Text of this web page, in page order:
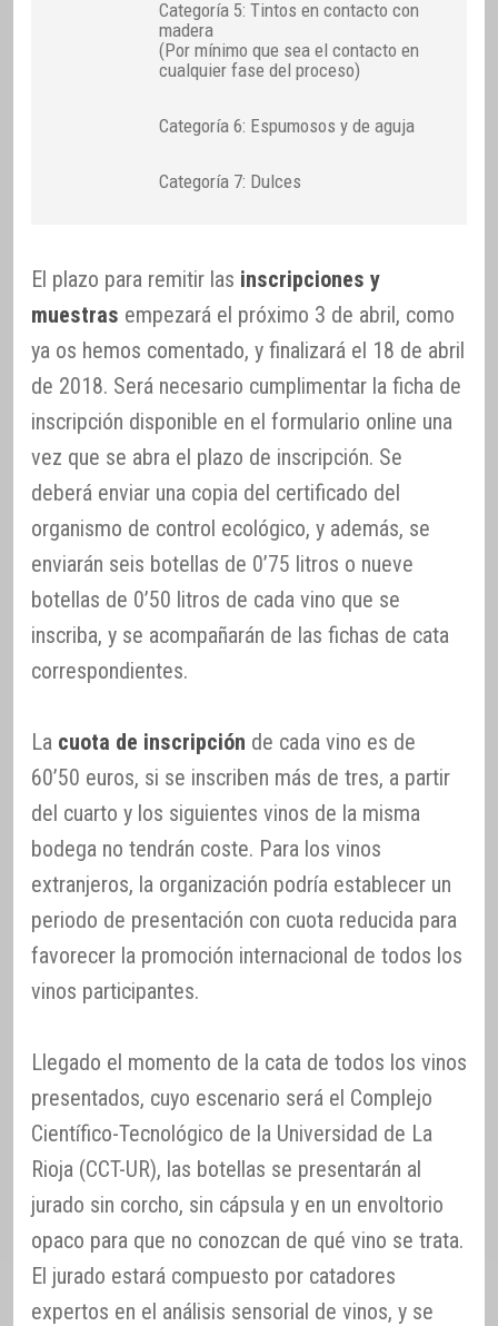
Categoría 5: Tintos en contacto con
madera
(Por mínimo que sea el contacto en
cualquier fase del proceso)
Categoría 6: Espumosos y de aguja
Categoría 7: Dulces
El plazo para remitir las inscripciones y
muestras empezará el próximo 3 de abril, como
ya os hemos comentado, y finalizará el 18 de abril
de 2018. Será necesario cumplimentar la ficha de
inscripción disponible en el formulario online una
vez que se abra el plazo de inscripción. Se
deberá enviar una copia del certificado del
organismo de control ecológico, y además, se
enviarán seis botellas de 0’75 litros o nueve
botellas de 0’50 litros de cada vino que se
inscriba, y se acompañarán de las fichas de cata
correspondientes.
La cuota de inscripción de cada vino es de
60’50 euros, si se inscriben más de tres, a partir
del cuarto y los siguientes vinos de la misma
bodega no tendrán coste. Para los vinos
extranjeros, la organización podría establecer un
periodo de presentación con cuota reducida para
favorecer la promoción internacional de todos los
vinos participantes.
Llegado el momento de la cata de todos los vinos
presentados, cuyo escenario será el Complejo
Científico-Tecnológico de la Universidad de La
Rioja (CCT-UR), las botellas se presentarán al
jurado sin corcho, sin cápsula y en un envoltorio
opaco para que no conozcan de qué vino se trata.
El jurado estará compuesto por catadores
expertos en el análisis sensorial de vinos, y se